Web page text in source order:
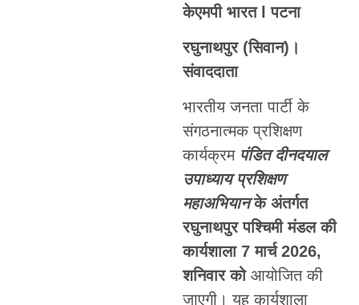
केएमपी भारत l पटना
रघुनाथपुर (सिवान)।
संवाददाता
भारतीय जनता पार्टी के
संगठनात्मक प्रशिक्षण
कार्यक्रम पंडित दीनदयाल
उपाध्याय प्रशिक्षण
महाअभियानके अंतर्गत
रघुनाथपुर पश्चिमी मंडल की
कार्यशाला 7 मार्च 2026,
शनिवार को आयोजित की
जाएगी। यह कार्यशाला